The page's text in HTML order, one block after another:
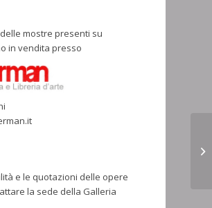
mostre presenti su
in vendita presso
e le quotazioni delle opere
la sede della Galleria